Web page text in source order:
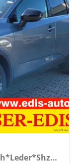
Tekna 4x4 4x4*Navi*LED*PDach*Leder*Shzg*BFS*